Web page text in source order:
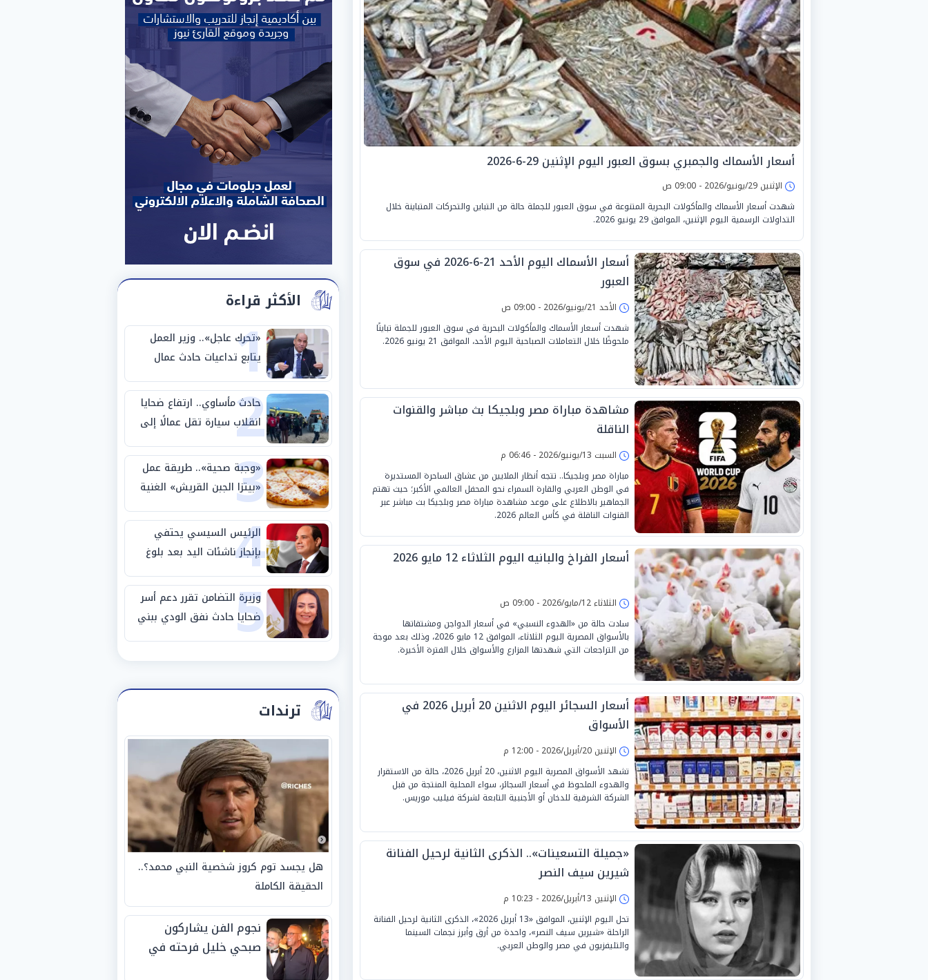
أسعار الأسماك والجمبري بسوق العبور اليوم الإثنين 29-6-2026
الإثنين 29/يونيو/2026 - 09:00 ص
شهدت أسعار الأسماك والمأكولات البحرية المتنوعة في سوق العبور للجملة حالة من التباين والتحركات المتباينة خلال
التداولات الرسمية اليوم الإثنين، الموافق 29 يونيو 2026.
أسعار الأسماك اليوم الأحد 21-6-2026 في سوق
العبور
الأحد 21/يونيو/2026 - 09:00 ص
شهدت أسعار الأسماك والمأكولات البحرية في سوق العبور للجملة تباينًا
ملحوظًا خلال التعاملات الصباحية اليوم الأحد، الموافق 21 يونيو 2026.
مشاهدة مباراة مصر وبلجيكا بث مباشر والقنوات
الناقلة
السبت 13/يونيو/2026 - 06:46 م
مباراة مصر وبلجيكا.. تتجه أنظار الملايين من عشاق الساحرة المستديرة
في الوطن العربي والقارة السمراء نحو المحفل العالمي الأكبر؛ حيث تهتم
الجماهير بالاطلاع على موعد مشاهدة مباراة مصر وبلجيكا بث مباشر عبر
القنوات الناقلة في كأس العالم 2026.
أسعار الفراخ والبانيه اليوم الثلاثاء 12 مايو 2026
الثلاثاء 12/مايو/2026 - 09:00 ص
سادت حالة من «الهدوء النسبي» في أسعار الدواجن ومشتقاتها
بالأسواق المصرية اليوم الثلاثاء، الموافق 12 مايو 2026، وذلك بعد موجة
من التراجعات التي شهدتها المزارع والأسواق خلال الفترة الأخيرة.
أسعار السجائر اليوم الاثنين 20 أبريل 2026 في
الأسواق
الإثنين 20/أبريل/2026 - 12:00 م
تشهد الأسواق المصرية اليوم الاثنين، 20 أبريل 2026، حالة من الاستقرار
والهدوء الملحوظ في أسعار السجائر، سواء المحلية المنتجة من قبل
الشركة الشرقية للدخان أو الأجنبية التابعة لشركة فيليب موريس.
«جميلة التسعينات».. الذكرى الثانية لرحيل الفنانة
شيرين سيف النصر
الإثنين 13/أبريل/2026 - 10:23 م
تحل اليوم الإثنين، الموافق «13 أبريل 2026»، الذكرى الثانية لرحيل الفنانة
الراحلة «شيرين سيف النصر»، واحدة من أرق وأبرز نجمات السينما
والتليفزيون في مصر والوطن العربي.
الأكثر قراءة
1
«تحرك عاجل».. وزير العمل
يتابع تداعيات حادث عمال
طريق بني سويف الصحراوي
2
حادث مأساوي.. ارتفاع ضحايا
انقلاب سيارة تقل عمالًا إلى
14 شخصًا
3
«وجبة صحية».. طريقة عمل
«بيتزا الجبن القريش» الغنية
بالبروتين
4
الرئيس السيسي يحتفي
بإنجاز ناشئات اليد بعد بلوغ
نصف نهائي كأس العالم
5
وزيرة التضامن تقرر دعم أسر
ضحايا حادث نفق الودي ببني
سويف
ترندات
هل يجسد توم كروز شخصية النبي محمد؟..
الحقيقة الكاملة
نجوم الفن يشاركون
صبحي خليل فرحته في